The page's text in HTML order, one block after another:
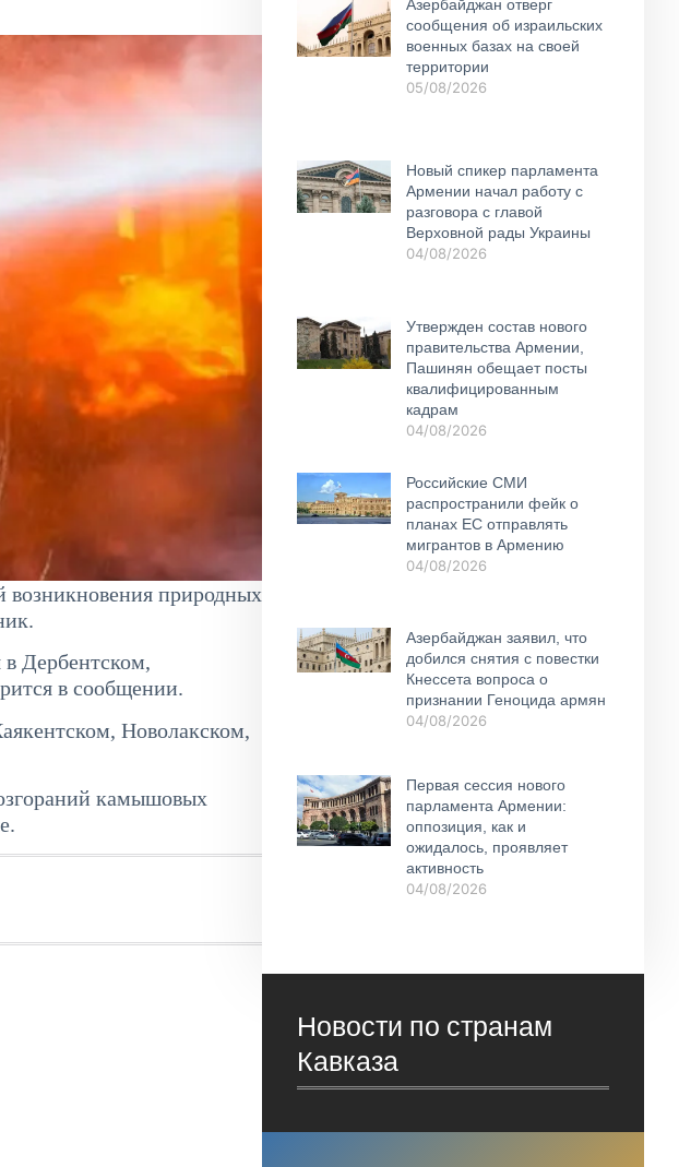
возникновения природных
Дербентском,
в сообщении.
Новолакском,
камышовых
Азербайджан отверг
сообщения об израильских
военных базах на своей
территории
05/08/2026
Новый спикер парламента
Армении начал работу с
разговора с главой
Верховной рады Украины
04/08/2026
Утвержден состав нового
правительства Армении,
Пашинян обещает посты
квалифицированным
кадрам
04/08/2026
Российские СМИ
распространили фейк о
планах ЕС отправлять
мигрантов в Армению
04/08/2026
Азербайджан заявил, что
добился снятия с повестки
Кнессета вопроса о
признании Геноцида армян
04/08/2026
Первая сессия нового
парламента Армении:
оппозиция, как и
ожидалось, проявляет
активность
04/08/2026
Новости по странам
Кавказа